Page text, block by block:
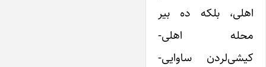
اهلی، بلکه ده بیر
محله اهلی-
کیشی‌لردن ساوایی-